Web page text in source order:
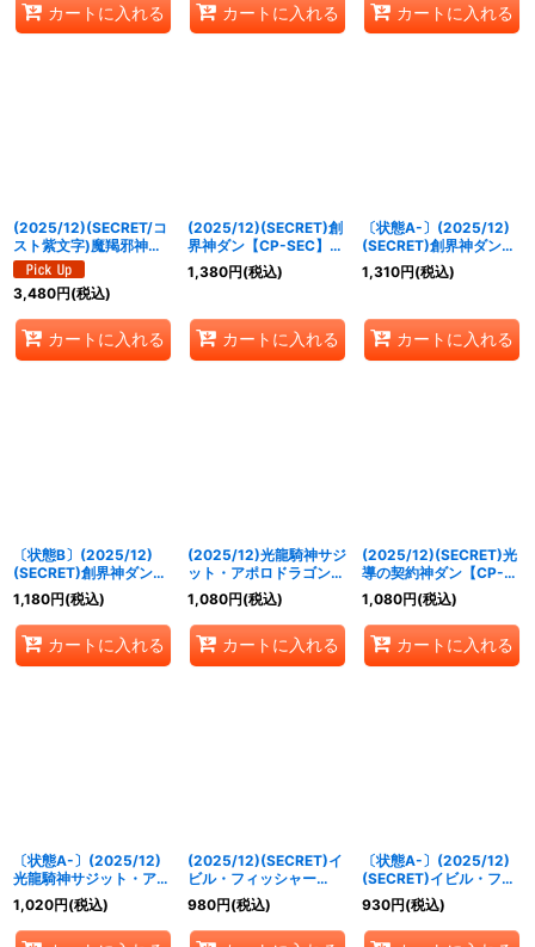
カートに入れる カートに入れる カートに入れる
(2025/12)(SECRET/コ
スト紫文字)魔羯邪神シ
ュタイン・ボルグ
XV【XV-SEC】
{BSC49-XV03}《紫》
3,480円(税込)
カートに入れる
(2025/12)(SECRET)創
界神ダン【CP-SEC】
{BSC49-CP03}《多》
1,380円(税込)
カートに入れる
〔状態A-〕(2025/12)
(SECRET)創界神ダン
【CP-SEC】{BSC49-
CP03}《多》
1,310円(税込)
カートに入れる
〔状態B〕(2025/12)
(SECRET)創界神ダン
【CP-SEC】{BSC49-
CP03}《多》
1,180円(税込)
カートに入れる
(2025/12)光龍騎神サジ
ット・アポロドラゴン
XV【XV】{BSC49-
XV02}《赤》
1,080円(税込)
カートに入れる
(2025/12)(SECRET)光
導の契約神ダン【CP-
SEC】{BSC49-CP02}
《多》
1,080円(税込)
カートに入れる
〔状態A-〕(2025/12)
光龍騎神サジット・アポ
ロドラゴンXV【XV】
{BSC49-XV02}《赤》
1,020円(税込)
(2025/12)(SECRET)イ
ビル・フィッシャー
LT【C-SEC】{BSC49-
057}《紫》
980円(税込)
〔状態A-〕(2025/12)
(SECRET)イビル・フィ
ッシャーLT【C-SEC】
{BSC49-057}《紫》
930円(税込)